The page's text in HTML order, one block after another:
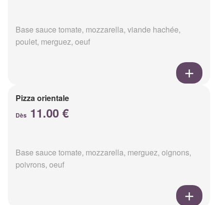
Base sauce tomate, mozzarella, viande hachée,
poulet, merguez, oeuf
Pizza orientale
Dès 11.00 €
Base sauce tomate, mozzarella, merguez, oignons,
poivrons, oeuf